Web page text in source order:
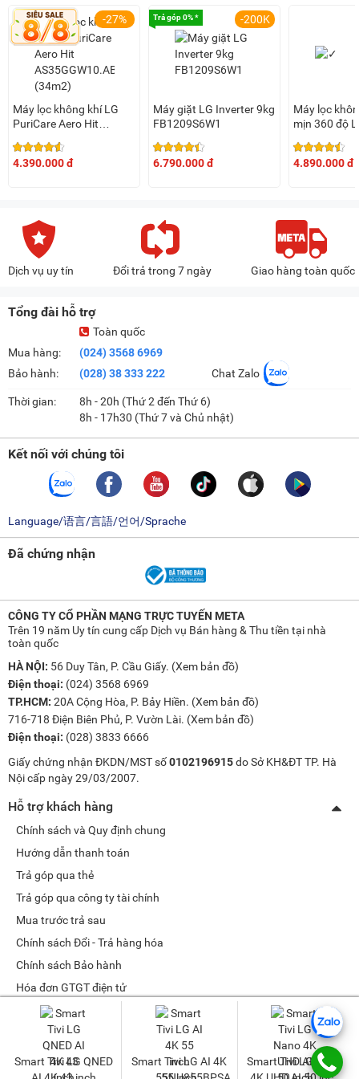
LG AI 4K
Smart Tivi LG Nano
Smart Tivi LG QNED
Smart
-27%
Máy lọc không khí LG
PuriCare Aero Hit
(34m2)
4.390.000 đ
Trả góp 0% * -200K
Máy giặt LG Inverter 9kg
FB1209S6W1
6.790.000 đ
Máy lọc
mịn 360 độ
(61m2)
4.890.000 đ
Dịch vụ uy tín Đổi trả trong 7 ngày Giao hàng toàn quốc
Tổng đài hỗ trợ
Mua hàng:
Bảo hành:
Toàn quốc
(024) 3568 6969
(028) 38 333 222
Chat Zalo
Thời gian:
8h - 20h (Thứ 2 đến Thứ 6)
8h - 17h30 (Thứ 7 và Chủ nhật)
Kết nối với chúng tôi
Language/语言/言語/언어/Sprache
Đã chứng nhận
CÔNG TY CỔ PHẦN MẠNG TRỰC TUYẾN META
Trên 19 năm Uy tín cung cấp Dịch vụ Bán hàng & Thu tiền tại nhà
toàn quốc
HÀ NỘI: 56 Duy Tân, P. Cầu Giấy. (Xem bản đồ)
Điện thoại: (024) 3568 6969
TP.HCM: 20A Cộng Hòa, P. Bảy Hiền. (Xem bản đồ)
716-718 Điện Biên Phủ, P. Vườn Lài. (Xem bản đồ)
Điện thoại: (028) 3833 6666
Giấy chứng nhận ĐKDN/MST số0102196915do Sở KH&ĐT TP. Hà
Nội cấp ngày 29/03/2007.
Hỗ trợ khách hàng
Chính sách và Quy định chung
Hướng dẫn thanh toán
Trả góp qua thẻ
Trả góp qua công ty tài chính
Mua trước trả sau
Chính sách Đổi - Trả hàng hóa
Chính sách Bảo hành
Hóa đơn GTGT điện tử
Chính sách bảo mật dữ liệu cá nhân
Tư vấn sản phẩm
Quản lý tài khoản